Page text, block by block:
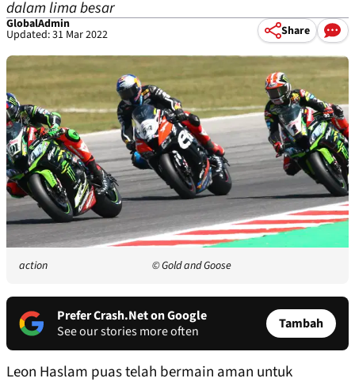
dalam lima besar
GlobalAdmin
Updated: 31 Mar 2022 Share
action © Gold and Goose
Prefer Crash.Net on Google
See our stories more often
Tambah
Leon Haslam puas telah bermain aman untuk